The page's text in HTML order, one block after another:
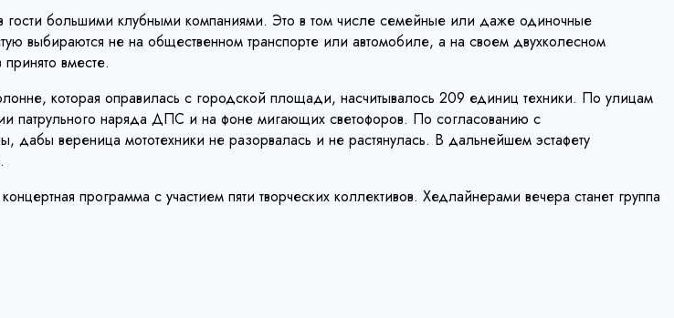
гости большими клубными компаниями. Это в том числе семейные или даже одиночные
выбираются не на общественном транспорте или автомобиле, а на своем двухколесном
вместе.
которая оправилась с городской площади, насчитывалось 209 единиц техники. По улицам
патрульного наряда ДПС и на фоне мигающих светофоров. По согласованию с
дабы вереница мототехники не разорвалась и не растянулась. В дальнейшем эстафету
программа с участием пяти творческих коллективов. Хедлайнерами вечера станет группа